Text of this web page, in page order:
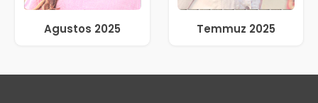
Agustos 2025 Temmuz 2025